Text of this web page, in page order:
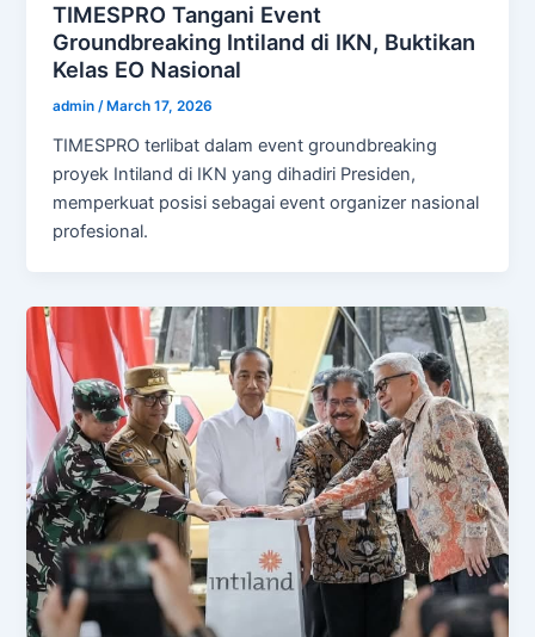
TIMESPRO Tangani Event
Groundbreaking Intiland di IKN, Buktikan
Kelas EO Nasional
admin/ March 17, 2026
TIMESPRO terlibat dalam event groundbreaking
proyek Intiland di IKN yang dihadiri Presiden,
memperkuat posisi sebagai event organizer nasional
profesional.